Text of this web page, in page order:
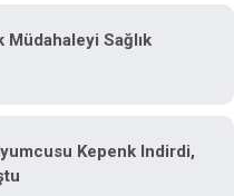
Müdahaleyi Sağlık
Kepenk Indirdi,